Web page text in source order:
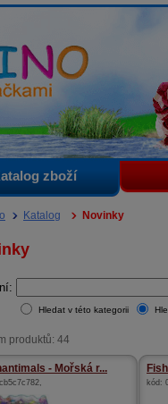
zboží
Katalog Novinky
Hledat v této kategorii
produktů: 44
- Mořská r...
, kód: